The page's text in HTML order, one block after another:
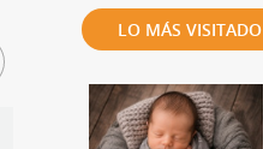
LO MÁS VISITADO